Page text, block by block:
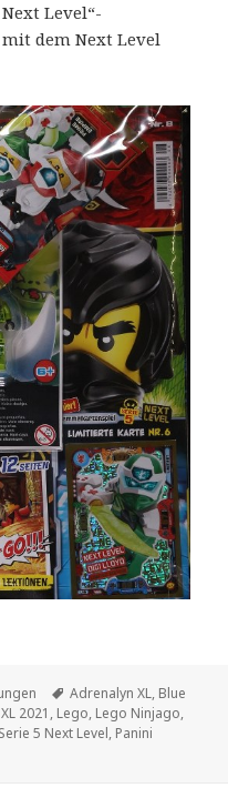
Level“-
dem Next Level
Schlagwörter
Adrenalyn XL, Blue
2021 , Lego, Lego Ninjago,
5 Next Level, Panini
Limitierte Cards in „Just